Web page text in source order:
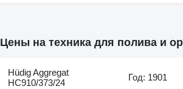
Цены на техника для полива и
Hüdig Aggregat
HC910/373/24
Год: 1901